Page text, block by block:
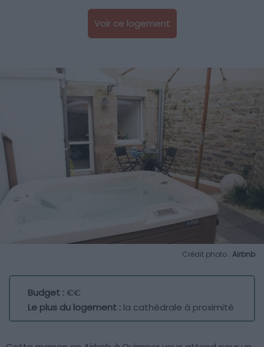
Voir ce logement
Crédit photo : Airbnb
Budget :€€
Le plus du logement : la cathédrale à proximité